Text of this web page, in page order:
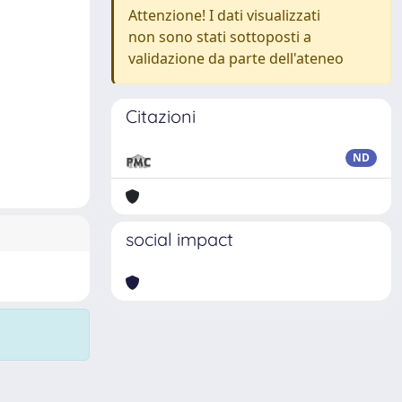
Attenzione! I dati visualizzati
non sono stati sottoposti a
validazione da parte dell'ateneo
Citazioni
ND
social impact